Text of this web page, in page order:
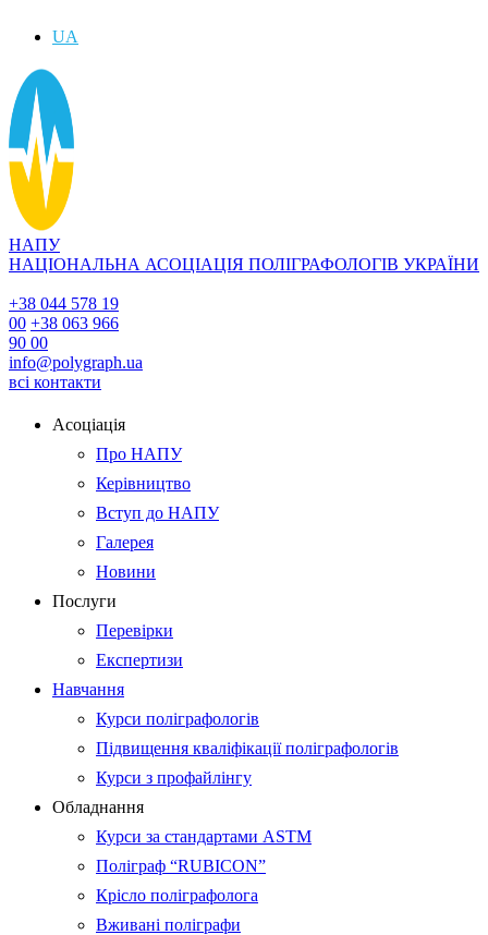
UA
НАПУ
НАЦІОНАЛЬНА АСОЦІАЦІЯ ПОЛІГРАФОЛОГІВ УКРАЇНИ
+38 044 578 19
00 +38 063 966
90 00
info@polygraph.ua
всі контакти
Асоціація
Про НАПУ
Керівництво
Вступ до НАПУ
Галерея
Новини
Послуги
Перевірки
Експертизи
Навчання
Курси поліграфологів
Підвищення кваліфікації поліграфологів
Курси з профайлінгу
Обладнання
Курси за стандартами ASTM
Поліграф “RUBICON”
Крісло поліграфолога
Вживані поліграфи